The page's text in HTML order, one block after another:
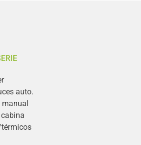
auto.
manual